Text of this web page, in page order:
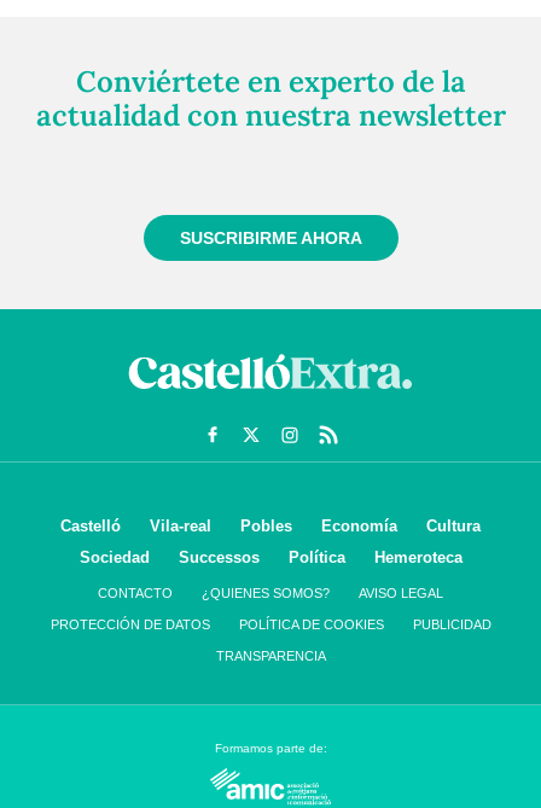
Conviértete en experto de la
actualidad con nuestra newsletter
SUSCRIBIRME AHORA
Castelló Vila-real Pobles Economía
Cultura
Sociedad
Successos Política Hemeroteca
CONTACTO ¿QUIENES SOMOS? AVISO LEGAL
PROTECCIÓN DE DATOS POLÍTICA DE COOKIES PUBLICIDAD
TRANSPARENCIA
Formamos parte de: